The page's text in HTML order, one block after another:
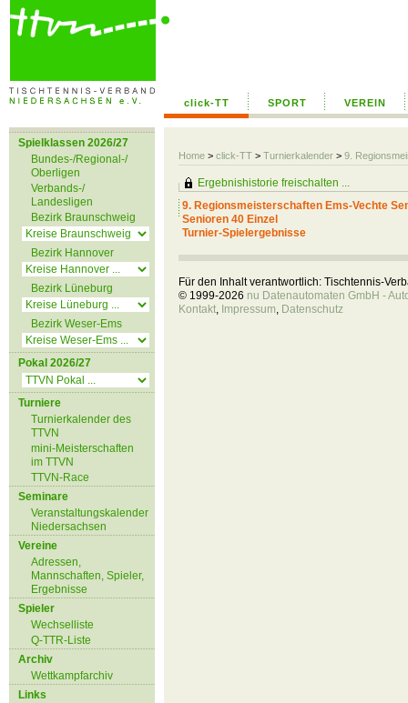
click-TT SPORT VEREIN
Home > click-TT > Turnierkalender > 9.
Spielklassen 2026/27
Bundes-/Regional-/
Oberligen
Verbands-/
Landesligen
Bezirk Braunschweig
Bezirk Hannover
Bezirk Lüneburg
Bezirk Weser-Ems
Pokal 2026/27
Turniere
Turnierkalender des
TTVN
mini-Meisterschaften
im TTVN
TTVN-Race
Seminare
Veranstaltungskalender
Niedersachsen
Vereine
Adressen,
Mannschaften, Spieler,
Ergebnisse
Spieler
Wechselliste
Q-TTR-Liste
Archiv
Wettkampfarchiv
Links
Ergebnishistorie freischalten ...
9. Regionsmeisterschaften Ems-Vechte
Senioren 40 Einzel
Turnier-Spielergebnisse
Für den Inhalt verantwortlich: Tischtennis-
© 1999-2026 nu Datenautomaten GmbH -
Kontakt, Impressum, Datenschutz